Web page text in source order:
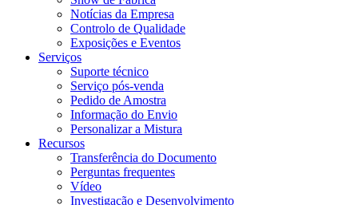
Notícias da Empresa
Controlo de Qualidade
Exposições e Eventos
Serviços
Suporte técnico
Serviço pós-venda
Pedido de Amostra
Informação do Envio
Personalizar a Mistura
Recursos
Transferência do Documento
Perguntas frequentes
Vídeo
Investigação e Desenvolvimento